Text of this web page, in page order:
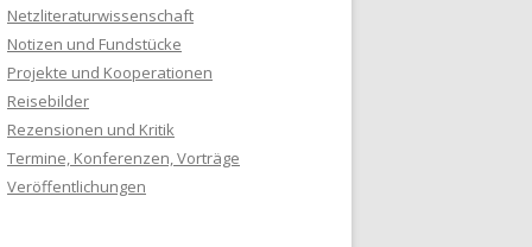
Netzliteraturwissenschaft
Notizen und Fundstücke
Projekte und Kooperationen
Reisebilder
Rezensionen und Kritik
Termine, Konferenzen, Vorträge
Veröffentlichungen